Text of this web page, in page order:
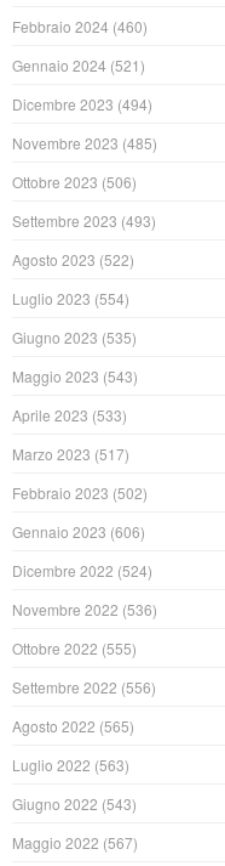
Febbraio 2024 (460)
Gennaio 2024 (521)
Dicembre 2023 (494)
Novembre 2023 (485)
Ottobre 2023 (506)
Settembre 2023 (493)
Agosto 2023 (522)
Luglio 2023 (554)
Giugno 2023 (535)
Maggio 2023 (543)
Aprile 2023 (533)
Marzo 2023 (517)
Febbraio 2023 (502)
Gennaio 2023 (606)
Dicembre 2022 (524)
Novembre 2022 (536)
Ottobre 2022 (555)
Settembre 2022 (556)
Agosto 2022 (565)
Luglio 2022 (563)
Giugno 2022 (543)
Maggio 2022 (567)